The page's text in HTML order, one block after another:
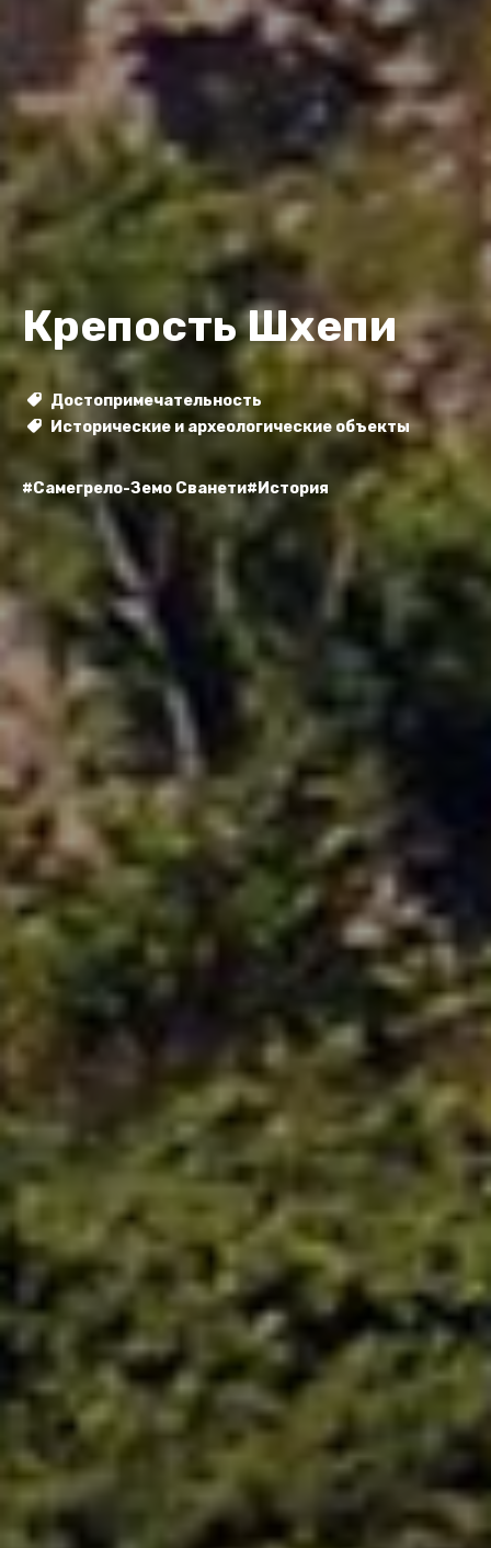
Крепость Шхепи
Достопримечательность
Исторические и археологические объекты
#Самегрело-Земо Сванети#История